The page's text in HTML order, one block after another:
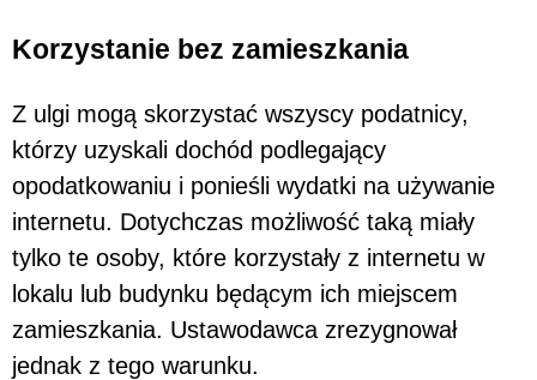
Korzystanie bez zamieszkania
Z ulgi mogą skorzystać wszyscy podatnicy,
którzy uzyskali dochód podlegający
opodatkowaniu i ponieśli wydatki na używanie
internetu. Dotychczas możliwość taką miały
tylko te osoby, które korzystały z internetu w
lokalu lub budynku będącym ich miejscem
zamieszkania. Ustawodawca zrezygnował
jednak z tego warunku.